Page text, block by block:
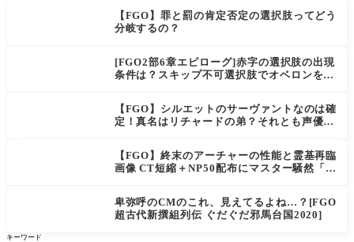
【FGO】罪と罰の肯定否定の選択肢ってどう
分岐するの？
[FGO2部6章エピローグ]赤字の選択肢の出現
条件は？スキップ不可選択肢でオベロンを疑
上がり出てくる
【FGO】シルエットのサーヴァントなのは確
定！真名はリチャードの弟？それとも声優さ
【FGO】終末のアーチャーの性能と霊基再臨
画像 CT短縮＋NP50配布にマスター騒然「普
卑弥呼のCMのこれ、見えてるよね…？[FGO
超古代新撰組列伝 ぐだぐだ邪馬台国2020]
キーワード